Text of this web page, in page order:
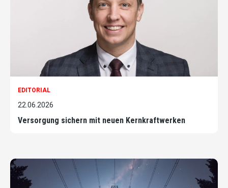
EDITORIAL
22.06.2026
Versorgung sichern mit neuen Kernkraftwerken